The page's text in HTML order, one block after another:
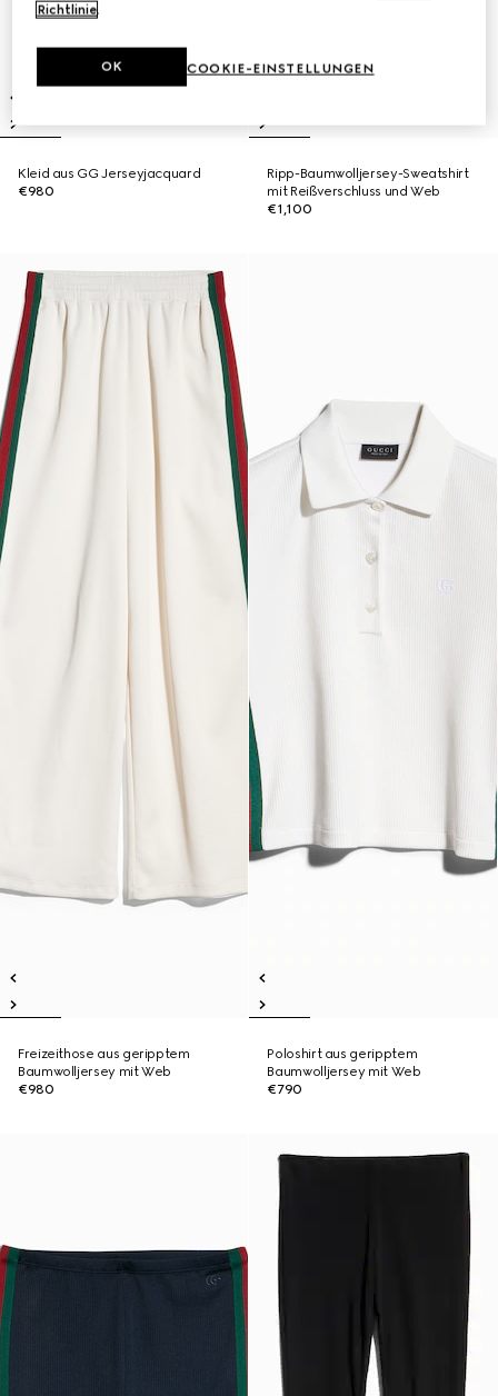
Kleid aus GG Jerseyjacquard
€980
Ripp-Baumwolljersey-Sweatshirt
mit Reißverschluss und Web
€1,100
Freizeithose aus geripptem
Baumwolljersey mit Web
€980
Poloshirt aus geripptem
Baumwolljersey mit Web
€790
Richtlinie.
COOKIE-EINSTELLUNGEN
OK